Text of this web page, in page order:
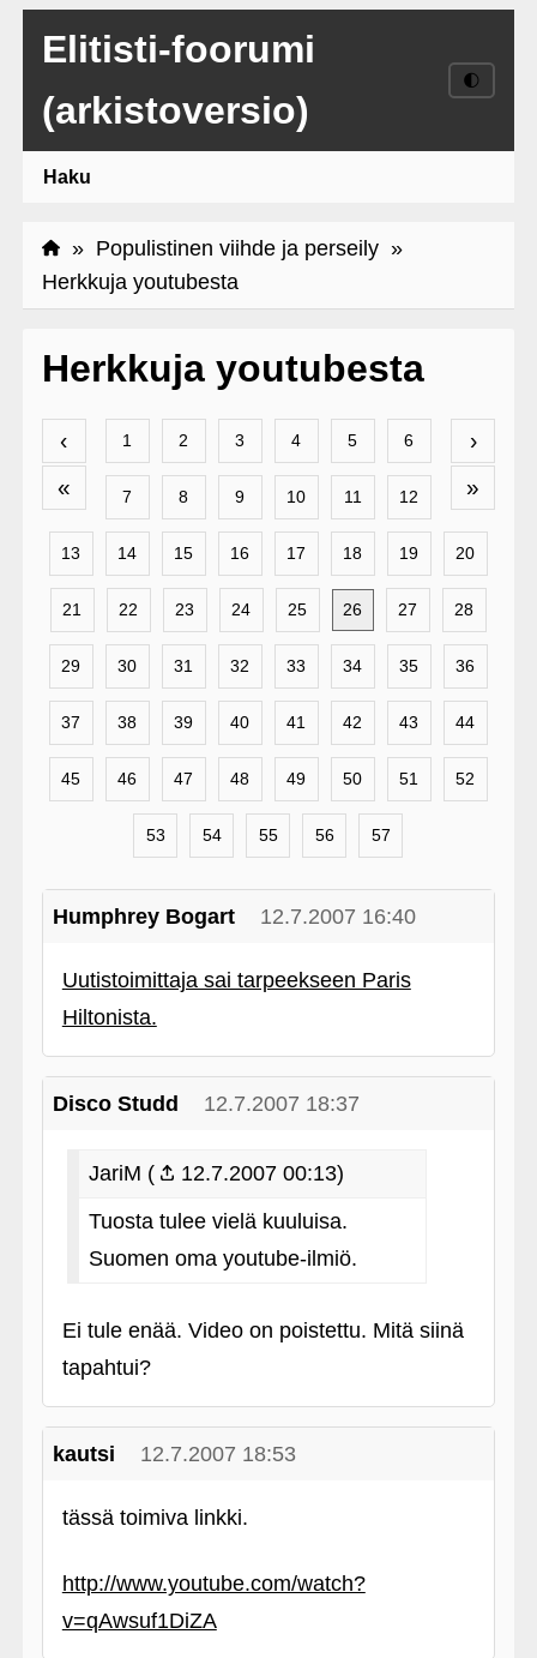
Elitisti-foorumi
(arkistoversio)
🌓
Haku
» Populistinen viihde ja perseily»
Herkkuja youtubesta
Herkkuja youtubesta
‹
«
›
»
1 2 3 4 5 6
7 8 9 10 11 12
13 14 15 16 17 18 19 20
21 22 23 24 25 26 27 28
29 30 31 32 33 34 35 36
37 38 39 40 41 42 43 44
45 46 47 48 49 50 51 52
53 54 55 56 57
Humphrey Bogart 12.7.2007 16:40
Uutistoimittaja sai tarpeekseen Paris
Hiltonista.
Disco Studd 12.7.2007 18:37
JariM (
12.7.2007 00:13)
Tuosta tulee vielä kuuluisa.
Suomen oma youtube-ilmiö.
Ei tule enää. Video on poistettu. Mitä siinä
tapahtui?
kautsi 12.7.2007 18:53
tässä toimiva linkki.
http://www.youtube.com/watch?
v=qAwsuf1DiZA